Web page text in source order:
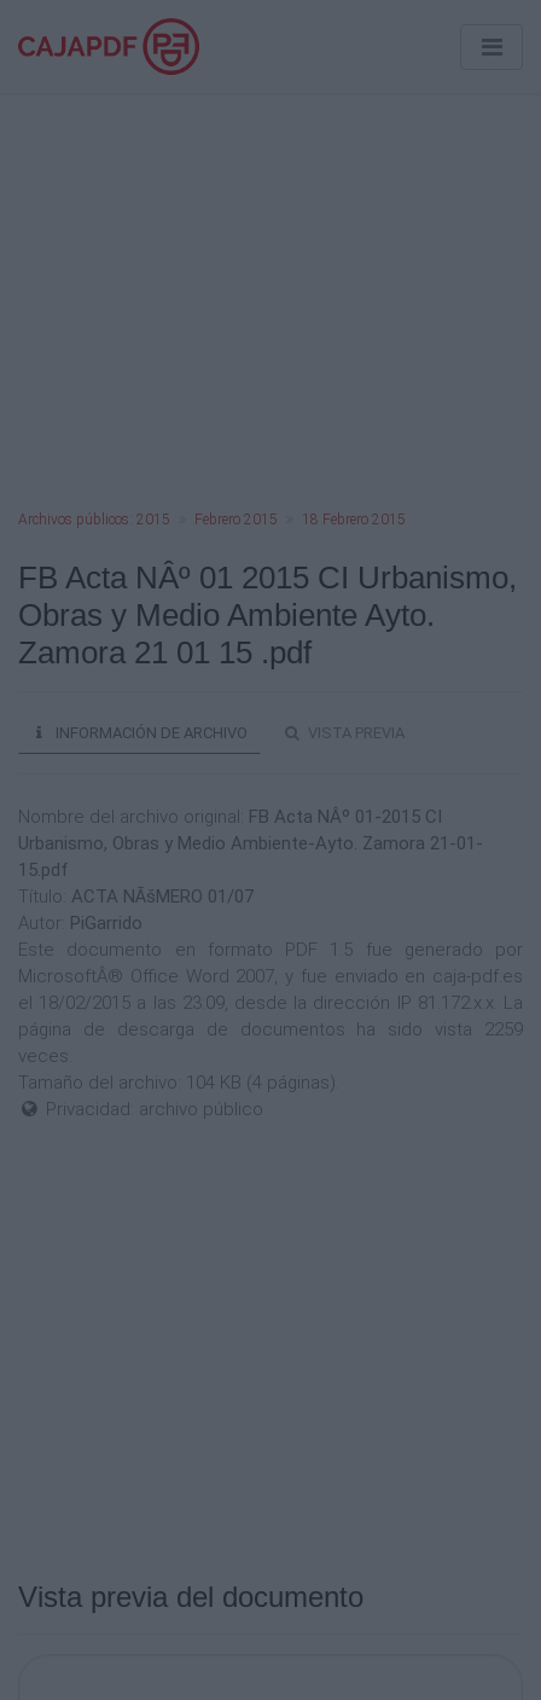
Archivos públicos: 2015 Febrero 2015 18 Febrero 2015
FB Acta NÂº 01 2015 CI Urbanismo,
Obras y Medio Ambiente Ayto.
Zamora 21 01 15 .pdf
INFORMACIÓN DE ARCHIVO VISTA PREVIA
Nombre del archivo original: FB Acta NÂº 01-2015 CI
Urbanismo, Obras y Medio Ambiente-Ayto. Zamora 21-01-
15.pdf
Título: ACTA NÃšMERO 01/07
Autor: PiGarrido
Este documento en formato PDF 1.5 fue generado por
MicrosoftÂ® Office Word 2007, y fue enviado en caja-pdf.es
el 18/02/2015 a las 23:09, desde la dirección IP 81.172.x.x. La
página de descarga de documentos ha sido vista 2259
veces.
Tamaño del archivo: 104 KB (4 páginas).
Privacidad: archivo público
Vista previa del documento